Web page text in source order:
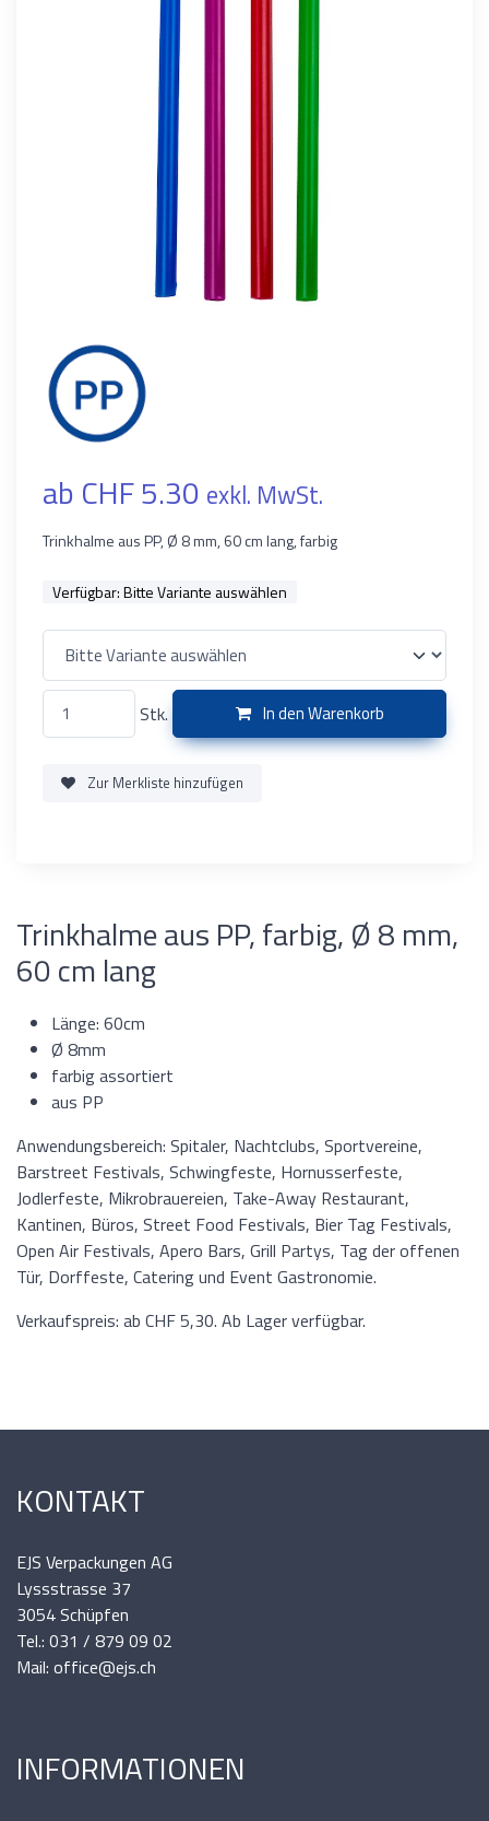
ab CHF 5.30 exkl. MwSt.
Trinkhalme aus PP, Ø 8 mm, 60 cm lang, farbig
Verfügbar:Bitte Variante auswählen
Stk. In den Warenkorb
Zur Merkliste hinzufügen
Trinkhalme aus PP, farbig, Ø 8 mm,
60 cm lang
Länge: 60cm
Ø 8mm
farbig assortiert
aus PP
Anwendungsbereich: Spitaler, Nachtclubs, Sportvereine,
Barstreet Festivals, Schwingfeste, Hornusserfeste,
Jodlerfeste, Mikrobrauereien, Take-Away Restaurant,
Kantinen, Büros, Street Food Festivals, Bier Tag Festivals,
Open Air Festivals, Apero Bars, Grill Partys, Tag der offenen
Tür, Dorffeste, Catering und Event Gastronomie.
Verkaufspreis: ab CHF 5,30. Ab Lager verfügbar.
KONTAKT
EJS Verpackungen AG
Lyssstrasse 37
3054 Schüpfen
Tel.: 031 / 879 09 02
Mail: office@ejs.ch
INFORMATIONEN